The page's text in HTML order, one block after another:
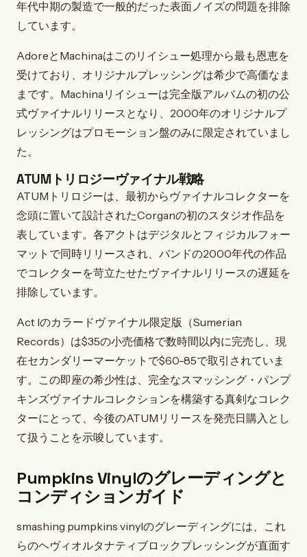
年代中期の製造で一般的だった表面ノイズの問題を排除
しています。
AdoreとMachinaはこのリイシュー処理から最も恩恵を
受けており、オリジナルプレッシングは希少で高価なま
まです。Machinaリイシューは完全版アルバムの初の公
式ヴァイナルリリースとなり、2000年のオリジナルプ
レッシングはプロモーション盤のみに限定されていまし
た。
ATUMトリロジーヴァイナル戦略
ATUMトリロジーは、最初からヴァイナルコレクターを
念頭に置いて設計されたCorganの初のスタジオ作品を
表しています。各アクトはデジタルとフィジカルフォー
マットで同時リリースされ、バンドの2000年代の作品
でコレクターを苛立たせたヴァイナルリリースの遅延を
排除しています。
Act Iのカラードヴァイナル限定版（Sumerian
Records）は$35の小売価格で数時間以内に完売し、現
在セカンダリーマーケットで$60-85で取引されていま
す。この即座の希少性は、完全なスマッシング・パンプ
キンズヴァイナルコレクションを構築する真剣なコレク
ターにとって、今後のATUMリリースを発売日購入とし
て扱うことを示唆しています。
Pumpkins Vinylのグレーディングと
コンディションガイド
smashing pumpkins vinylのグレーディングには、これ
らのヘヴィオルタナティブロックプレッシングが直面す